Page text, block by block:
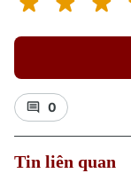
0
Tin liên quan